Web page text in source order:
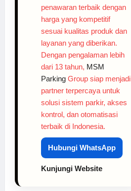
penawaran terbaik dengan
harga yang kompetitif
sesuai kualitas produk dan
layanan yang diberikan.
Dengan pengalaman lebih
dari 13 tahun, MSM
Parking Group siap menjadi
partner terpercaya untuk
solusi sistem parkir, akses
kontrol, dan otomatisasi
terbaik di Indonesia.
Hubungi WhatsApp
Kunjungi Website